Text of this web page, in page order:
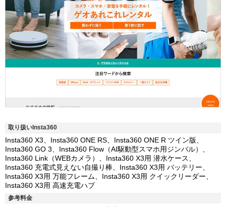
取り扱いInsta360
Insta360 X3、Insta360 ONE RS、Insta360 ONE R ツイン版、
Insta360 GO 3、Insta360 Flow（AI駆動型スマホ用ジンバル）、
Insta360 Link（WEBカメラ）、Insta360 X3用 潜水ケース、
Insta360 充電式見えない自撮り棒、Insta360 X3用 バッテリー、
Insta360 X3用 万能フレーム、Insta360 X3用 クイックリーダー、
Insta360 X3用 高速充電ハブ
参考料金